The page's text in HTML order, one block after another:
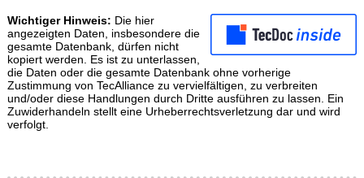
Wichtiger Hinweis: Die hier
angezeigten Daten, insbesondere die
gesamte Datenbank, dürfen nicht
kopiert werden. Es ist zu unterlassen,
die Daten oder die gesamte Datenbank ohne vorherige
Zustimmung von TecAlliance zu vervielfältigen, zu verbreiten
und/oder diese Handlungen durch Dritte ausführen zu lassen. Ein
Zuwiderhandeln stellt eine Urheberrechtsverletzung dar und wird
verfolgt.